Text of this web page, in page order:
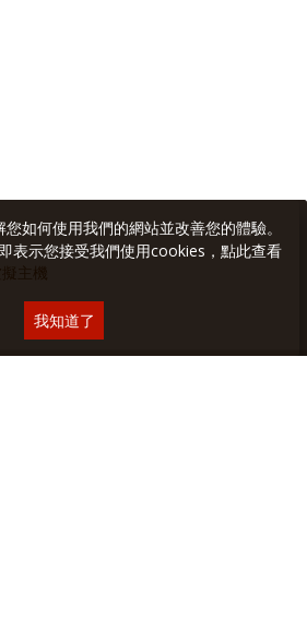
擬主機
如何使用我們的網站並改善您的體驗。
表示您接受我們使用cookies，點此查看
我知道了